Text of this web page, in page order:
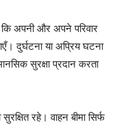
अपनी और अपने परिवार
दुर्घटना या अप्रिय घटना
सुरक्षा प्रदान करता
रहे। वाहन बीमा सिर्फ